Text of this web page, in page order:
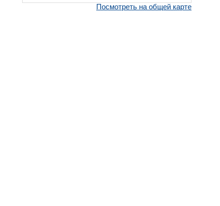
Посмотреть на общей карте